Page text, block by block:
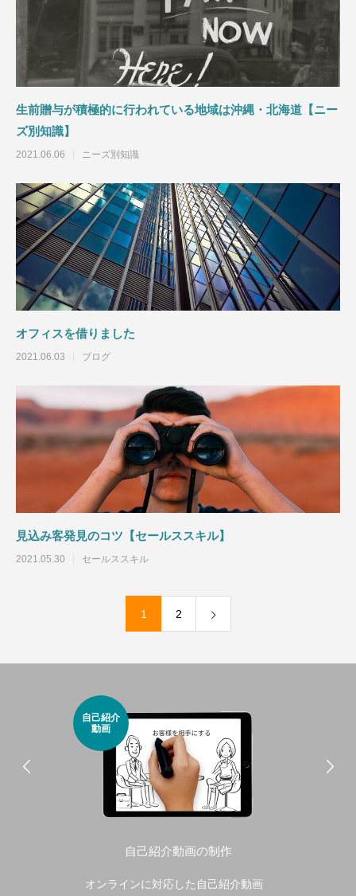
生前贈与が積極的に行われている地域は沖縄・北海道【ニー
ズ別知識】
2021.06.06 ニーズ別知識
オフィスを借りました
2021.06.03 ブログ
見込み客発見のコツ【セールススキル】
2021.05.30 セールススキル
1 2
自己紹介
動画
自己紹介動画の制作
オンラインに対応した自己紹介動画